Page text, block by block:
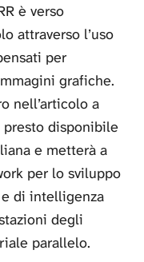
è verso
attraverso l’uso
per
grafiche.
nell’articolo a
presto disponibile
e metterà a
per lo sviluppo
di intelligenza
degli
parallelo.